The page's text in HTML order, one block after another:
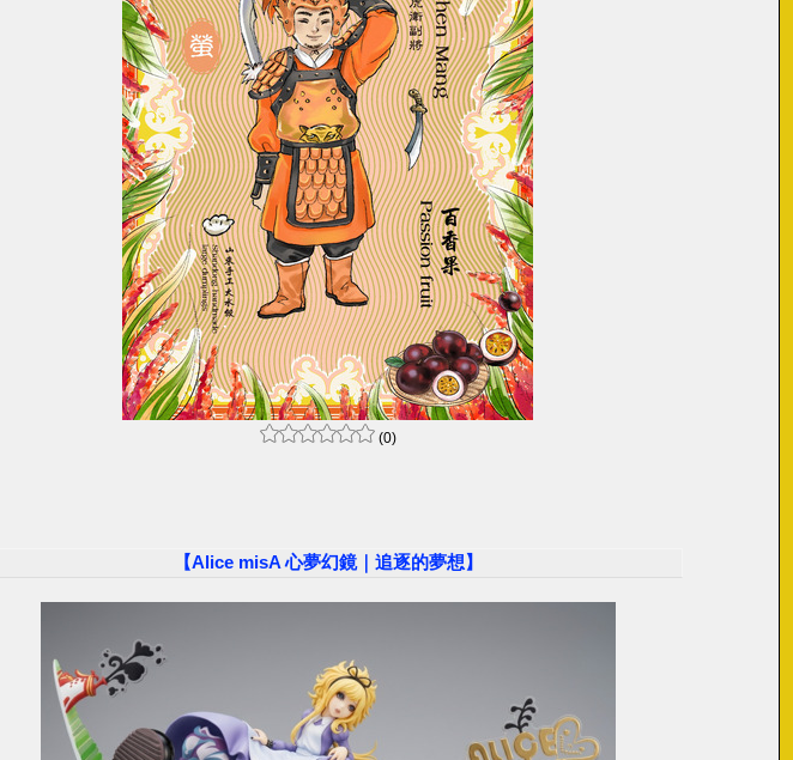
(0)
【Alice misA 心夢幻鏡｜追逐的夢想】